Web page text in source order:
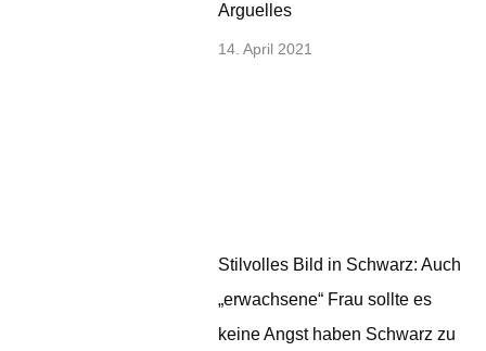
Arguelles
14. April 2021
Stilvolles Bild in Schwarz: Auch
„erwachsene“ Frau sollte es
keine Angst haben Schwarz zu